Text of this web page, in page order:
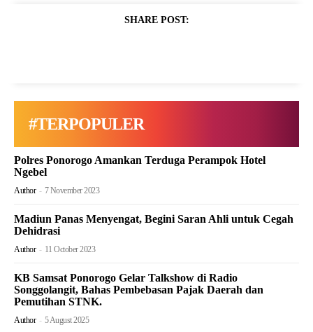
SHARE POST:
#TERPOPULER
Polres Ponorogo Amankan Terduga Perampok Hotel
Ngebel
Author - 7 November 2023
Madiun Panas Menyengat, Begini Saran Ahli untuk Cegah
Dehidrasi
Author - 11 October 2023
KB Samsat Ponorogo Gelar Talkshow di Radio
Songgolangit, Bahas Pembebasan Pajak Daerah dan
Pemutihan STNK.
Author - 5 August 2025